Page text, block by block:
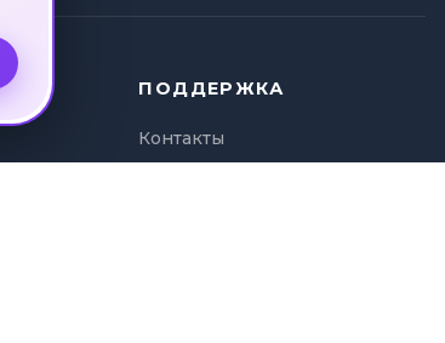
ПОДДЕРЖКА
Контакты
Политика